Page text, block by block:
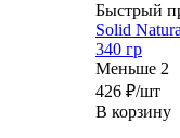
Быстрый
Solid
340 гр
Меньше 2
426 ₽/шт
В корзину